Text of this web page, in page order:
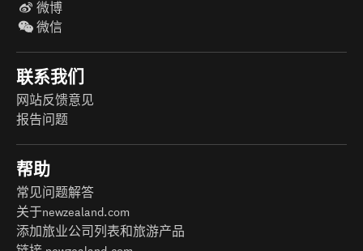
微博
微信
联系我们
网站反馈意见
报告问题
帮助
常见问题解答
关于newzealand.com
添加旅业公司列表和旅游产品